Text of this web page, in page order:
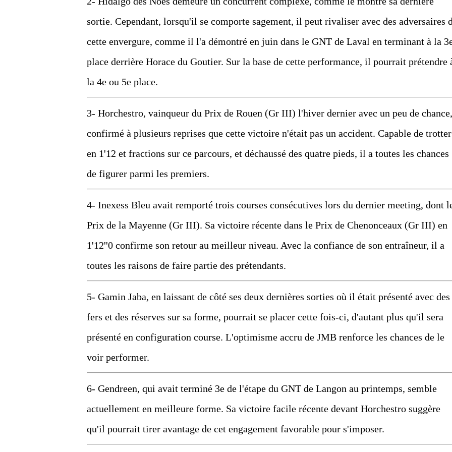
sortie. Cependant, lorsqu'il se comporte sagement, il peut rivaliser avec des adversaires
cette envergure, comme il l'a démontré en juin dans le GNT de Laval en terminant à la
place derrière Horace du Goutier. Sur la base de cette performance, il pourrait prétendre
la 4e ou 5e place.
3- Horchestro, vainqueur du Prix de Rouen (Gr III) l'hiver dernier avec un peu de
confirmé à plusieurs reprises que cette victoire n'était pas un accident. Capable de trotter
en 1'12 et fractions sur ce parcours, et déchaussé des quatre pieds, il a toutes les chances
de figurer parmi les premiers.
4- Inexess Bleu avait remporté trois courses consécutives lors du dernier meeting, dont
Prix de la Mayenne (Gr III). Sa victoire récente dans le Prix de Chenonceaux (Gr III) en
1'12''0 confirme son retour au meilleur niveau. Avec la confiance de son entraîneur, il a
toutes les raisons de faire partie des prétendants.
5- Gamin Jaba, en laissant de côté ses deux dernières sorties où il était présenté avec des
fers et des réserves sur sa forme, pourrait se placer cette fois-ci, d'autant plus qu'il sera
présenté en configuration course. L'optimisme accru de JMB renforce les chances de le
voir performer.
6- Gendreen, qui avait terminé 3e de l'étape du GNT de Langon au printemps, semble
actuellement en meilleure forme. Sa victoire facile récente devant Horchestro suggère
qu'il pourrait tirer avantage de cet engagement favorable pour s'imposer.